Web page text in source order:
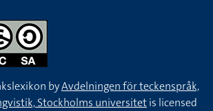
byAvdelningen för teckenspråk,
Stockholms universitetis licensed